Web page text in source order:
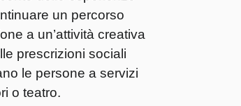
un percorso
a un’attività creativa
prescrizioni sociali
le persone a servizi
o teatro.